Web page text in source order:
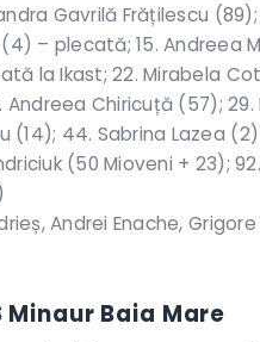
Gavrilă Frățilescu (89);
– plecată; 15. Andreea
la Ikast; 22. Mirabela
Andreea Chiricuță (57);
(14); 44. Sabrina Lazea
(50 Mioveni + 23);
Andrei Enache, Grigore
Minaur Baia Mare